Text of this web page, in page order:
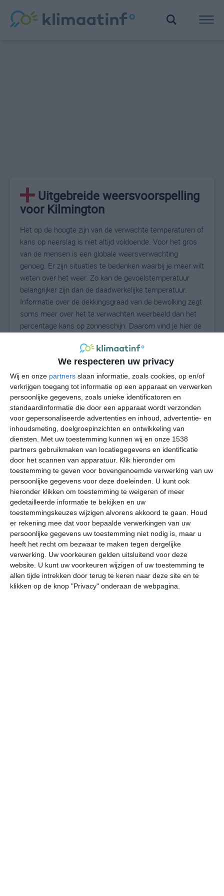
We respecteren uw privacy
Wij en onze partners slaan informatie, zoals cookies, op en/of
verkrijgen toegang tot informatie op een apparaat en verwerken
persoonlijke gegevens, zoals unieke identificatoren en
standaardinformatie die door een apparaat wordt verzonden
voor gepersonaliseerde advertenties en inhoud, advertentie- en
inhoudsmeting, doelgroepinzichten en ontwikkeling van
diensten.
Met uw toestemming kunnen wij en onze 1538
partners gebruikmaken van locatiegegevens en identificatie
door het scannen van apparatuur. Klik hieronder om
toestemming te geven voor bovengenoemde verwerking van uw
persoonlijke gegevens voor deze doeleinden. U kunt ook
hieronder klikken om toestemming te weigeren of meer
gedetailleerde informatie te bekijken en uw
toestemmingskeuzes wijzigen alvorens akkoord te gaan.
Houd
er rekening mee dat voor bepaalde verwerkingen van uw
persoonlijke gegevens uw toestemming niet nodig is, maar u
heeft het recht om bezwaar te maken tegen dergelijke
verwerking. Uw voorkeuren gelden uitsluitend voor deze
website. U kunt uw voorkeuren wijzigen of uw toestemming te
allen tijde intrekken door terug te keren naar deze site en te
klikken op de knop "Privacy" onderaan de webpagina.
Uitgebreide weersvoorspelling
voor Kilmington
Het op de hoogte zijn van de verwachte temperaturen of
kans op neerslag is niet altijd voldoende. Voor het gros
van de mensen is een globale weersverwachting
genoeg. Er zijn situaties te bedenken waarbij je meer wilt
weten over het weer. Zo kan de gevoelstemperatuur
belangrijker zijn dan de daadwerkelijke temperatuur.
Informatie over de dekkingsgraad van de bewolking zegt
soms meer over het te verwachten weerbeeld dan het
percentage kans op zonneschijn. Daarom vind je hier de
20°C
undefined
28° 15°
ma
25° 14°
di
27° 15°
wo
32° 15° 30°
17°C 15°C 21°C 26°C 27°C
03:00 06:00 09:00 12:00 15:00
03:00 06:00 09:00 12:00 15:00